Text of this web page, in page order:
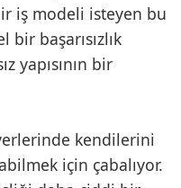
iş modeli isteyen bu
başarısızlık
yapısının bir
kendilerini
için çabalıyor.